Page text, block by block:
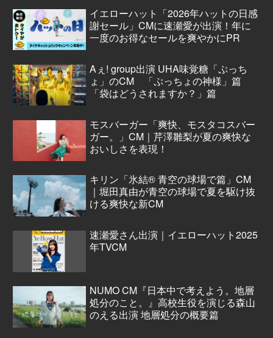
イエローハット「2026年ハットの日感
謝セール」CMに速瀬愛が出演！年に
一度のお得なセールを爽やかにPR
Aぇ! group出演 UHA味覚糖「ぷっち
ょ」のCM 「ぷっちょの神様」篇
「袋はどうされますか？」篇
モスバーガー「爽快、モスタコスバー
ガー。」CM｜芹澤雛梨が夏の爽快な
おいしさを表現！
キリン「氷結® 青空の球場で篇」CM
｜堀田真由が青空の球場で夏を駆け抜
ける爽快な新CM
速瀬愛さん出演｜イエローハット2025
年TVCM
NUMO CM『日本中で考えよう。地層
処分のこと。』高校生役を演じる森山
のえる出演 地層処分の概要篇